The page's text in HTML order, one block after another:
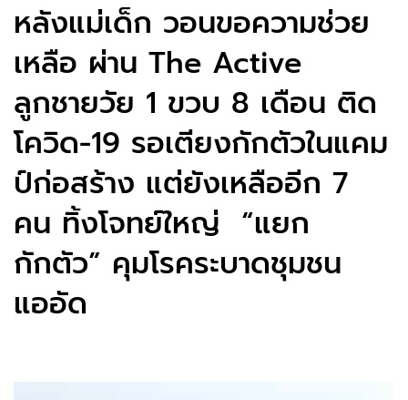
หลังแม่เด็ก วอนขอความช่วย
เหลือ ผ่าน The Active
ลูกชายวัย 1 ขวบ 8 เดือน ติด
โควิด-19 รอเตียงกักตัวในแคม
ป์ก่อสร้าง แต่ยังเหลืออีก 7
คน ทิ้งโจทย์ใหญ่ “แยก
กักตัว” คุมโรคระบาดชุมชน
แออัด